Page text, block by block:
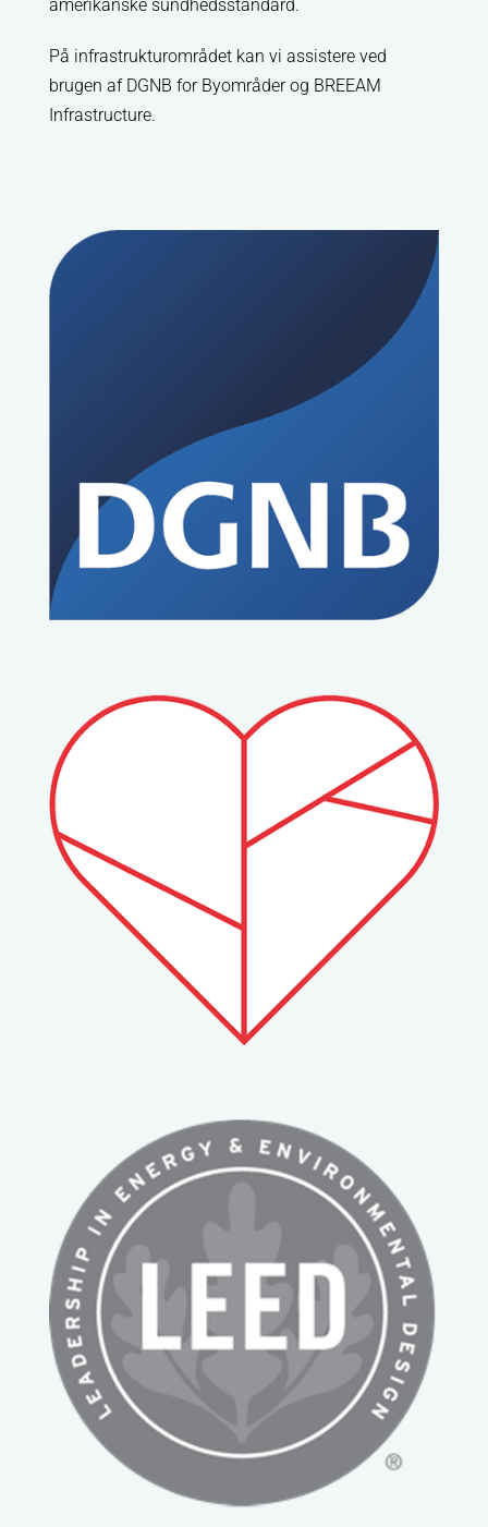
amerikanske sundhedsstandard.
På infrastrukturområdet kan vi assistere ved
brugen af DGNB for Byområder og BREEAM
Infrastructure.